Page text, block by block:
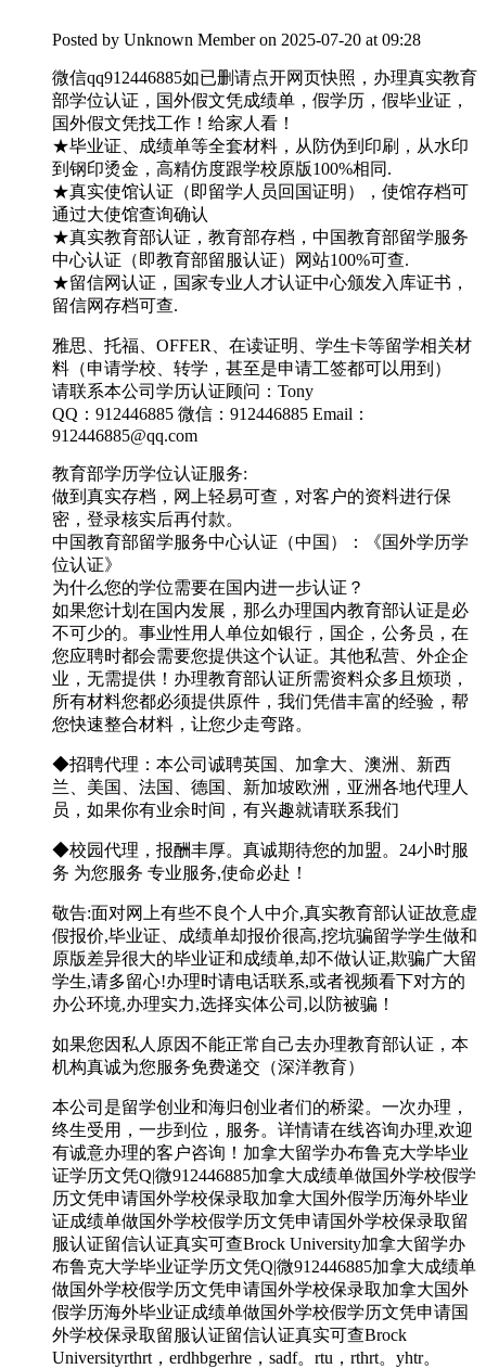
Posted by Unknown Member on 2025-07-20 at 09:28
微信qq912446885如已删请点开网页快照，办理真实教育
部学位认证，国外假文凭成绩单，假学历，假毕业证，
国外假文凭找工作！给家人看！
★毕业证、成绩单等全套材料，从防伪到印刷，从水印
到钢印烫金，高精仿度跟学校原版100%相同.
★真实使馆认证（即留学人员回国证明），使馆存档可
通过大使馆查询确认
★真实教育部认证，教育部存档，中国教育部留学服务
中心认证（即教育部留服认证）网站100%可查.
★留信网认证，国家专业人才认证中心颁发入库证书，
留信网存档可查.
雅思、托福、OFFER、在读证明、学生卡等留学相关材
料（申请学校、转学，甚至是申请工签都可以用到）
请联系本公司学历认证顾问：Tony
QQ：912446885 微信：912446885 Email：
912446885@qq.com
教育部学历学位认证服务:
做到真实存档，网上轻易可查，对客户的资料进行保
密，登录核实后再付款。
中国教育部留学服务中心认证（中国）：《国外学历学
位认证》
为什么您的学位需要在国内进一步认证？
如果您计划在国内发展，那么办理国内教育部认证是必
不可少的。事业性用人单位如银行，国企，公务员，在
您应聘时都会需要您提供这个认证。其他私营、外企企
业，无需提供！办理教育部认证所需资料众多且烦琐，
所有材料您都必须提供原件，我们凭借丰富的经验，帮
您快速整合材料，让您少走弯路。
◆招聘代理：本公司诚聘英国、加拿大、澳洲、新西
兰、美国、法国、德国、新加坡欧洲，亚洲各地代理人
员，如果你有业余时间，有兴趣就请联系我们
◆校园代理，报酬丰厚。真诚期待您的加盟。24小时服
务 为您服务 专业服务,使命必赴！
敬告:面对网上有些不良个人中介,真实教育部认证故意虚
假报价,毕业证、成绩单却报价很高,挖坑骗留学学生做和
原版差异很大的毕业证和成绩单,却不做认证,欺骗广大留
学生,请多留心!办理时请电话联系,或者视频看下对方的
办公环境,办理实力,选择实体公司,以防被骗！
如果您因私人原因不能正常自己去办理教育部认证，本
机构真诚为您服务免费递交（深洋教育）
本公司是留学创业和海归创业者们的桥梁。一次办理，
终生受用，一步到位，服务。详情请在线咨询办理,欢迎
有诚意办理的客户咨询！加拿大留学办布鲁克大学毕业
证学历文凭Q|微912446885加拿大成绩单做国外学校假学
历文凭申请国外学校保录取加拿大国外假学历海外毕业
证成绩单做国外学校假学历文凭申请国外学校保录取留
服认证留信认证真实可查Brock University加拿大留学办
布鲁克大学毕业证学历文凭Q|微912446885加拿大成绩单
做国外学校假学历文凭申请国外学校保录取加拿大国外
假学历海外毕业证成绩单做国外学校假学历文凭申请国
外学校保录取留服认证留信认证真实可查Brock
Universityrthrt，erdhbgerhre，sadf。rtu，rthrt。yhtr。